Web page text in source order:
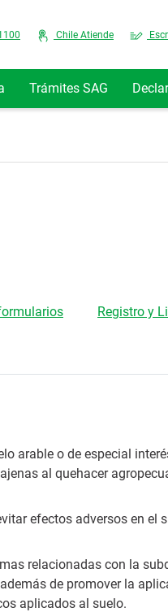
Chile Atiende
Trámites SAG
Registro y
arable o de especial
al quehacer
efectos adversos en el
relacionadas con la
de promover la
aplicados al suelo.